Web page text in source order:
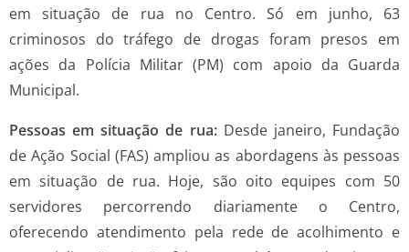
em situação de rua no Centro. Só em junho, 63
criminosos do tráfego de drogas foram presos em
ações da Polícia Militar (PM) com apoio da Guarda
Municipal.
Pessoas em situação de rua:Desde janeiro, Fundação
de Ação Social (FAS) ampliou as abordagens às pessoas
em situação de rua. Hoje, são oito equipes com 50
servidores percorrendo diariamente o Centro,
oferecendo atendimento pela rede de acolhimento e